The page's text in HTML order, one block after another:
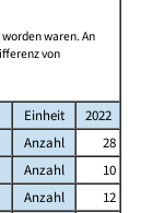
waren. An
von
Einheit
2022
Anzahl
28
Anzahl
10
Anzahl
12